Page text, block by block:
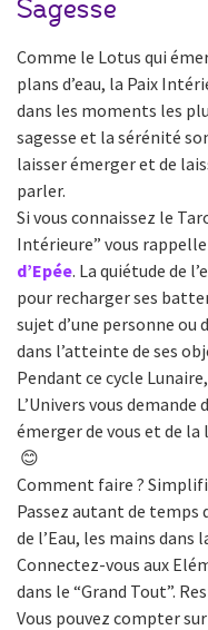
Sagesse
Comme le Lotus qui
plans d’eau, la Paix
dans les moments les
sagesse et la sérénité
laisser émerger et de
parler.
Si vous connaissez le
Intérieure” vous
d’Epée. La quiétude de
pour recharger ses
sujet d’une personne
dans l’atteinte de ses
Pendant ce cycle
L’Univers vous demande
émerger de vous et de la
😊
Comment faire ?
Passez autant de temps
de l’Eau, les mains dans
Connectez-vous aux
dans le “Grand Tout”.
Vous pouvez compter